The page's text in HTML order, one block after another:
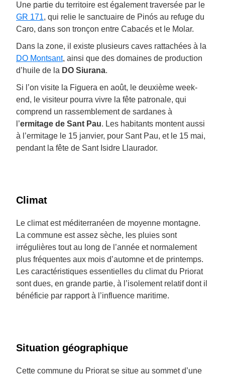
Une partie du territoire est également traversée par le
GR 171, qui relie le sanctuaire de Pinós au refuge du
Caro, dans son tronçon entre Cabacés et le Molar.
Dans la zone, il existe plusieurs caves rattachées à la
DO Montsant, ainsi que des domaines de production
d’huile de la DO Siurana.
Si l’on visite la Figuera en août, le deuxième week-
end, le visiteur pourra vivre la fête patronale, qui
comprend un rassemblement de sardanes à
l’ermitage de Sant Pau. Les habitants montent aussi
à l’ermitage le 15 janvier, pour Sant Pau, et le 15 mai,
pendant la fête de Sant Isidre Llaurador.
Climat
Le climat est méditerranéen de moyenne montagne.
La commune est assez sèche, les pluies sont
irrégulières tout au long de l’année et normalement
plus fréquentes aux mois d’automne et de printemps.
Les caractéristiques essentielles du climat du Priorat
sont dues, en grande partie, à l’isolement relatif dont il
bénéficie par rapport à l’influence maritime.
Situation géographique
Cette commune du Priorat se situe au sommet d’une